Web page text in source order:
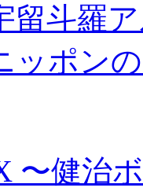
留斗羅
ッポン
〜健治